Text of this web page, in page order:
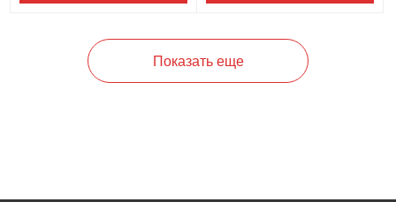
Показать еще